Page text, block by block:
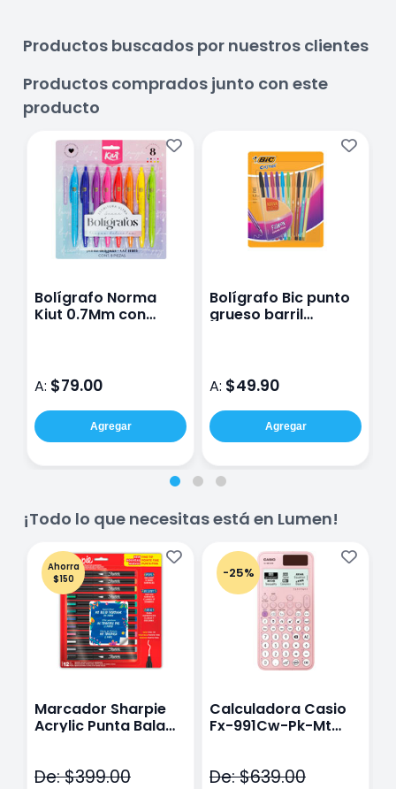
Productos buscados por nuestros clientes
Productos comprados junto con este
producto
Bolígrafo Norma
Kiut 0.7Mm con
A: $79.00
Agregar
Bolígrafo Bic punto
grueso barril
A: $49.90
Agregar
¡Todo lo que necesitas está en Lumen!
Ahorra
$150
Marcador Sharpie
Acrylic Punta Bala
De: $399.00
-25%
Calculadora Casio
Fx-991Cw-Pk-Mt
De: $639.00